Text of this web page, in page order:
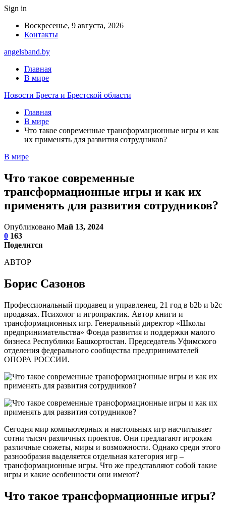
Sign in
Воскресенье, 9 августа, 2026
Контакты
angelsband.by
Главная
В мире
Новости Бреста и Брестской области
Главная
В мире
Что такое cовременные трансформационные игры и как
их применять для развития сотрудников?
В мире
Что такое cовременные
трансформационные игры и как их
применять для развития сотрудников?
Опубликовано Май 13, 2024
0 163
Поделится
АВТОР
Борис Сазонов
Профессиональный продавец и управленец, 21 год в b2b и b2c
продажах. Психолог и игропрактик. Автор книги и
трансформационных игр. Генеральный директор «Школы
предпринимательства» Фонда развития и поддержки малого
бизнеса Республики Башкортостан. Председатель Уфимского
отделения федерального сообщества предпринимателей
ОПОРА РОССИИ.
Сегодня мир компьютерных и настольных игр насчитывает
сотни тысяч различных проектов. Они предлагают игрокам
различные сюжеты, миры и возможности. Однако среди этого
разнообразия выделяется отдельная категория игр –
трансформационные игры. Что же представляют собой такие
игры и какие особенности они имеют?
Что такое трансформационные игры?